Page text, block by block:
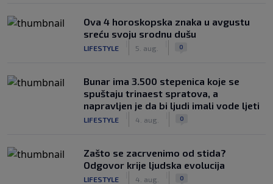
Ova 4 horoskopska znaka u avgustu
sreću svoju srodnu dušu
LIFESTYLE 5. aug. 0
Bunar imа 3.500 stepenica koje se
spuštaju trinaest spratova, a
napravljen je da bi ljudi imali vode ljeti
LIFESTYLE 4. aug. 0
Zašto se zacrvenimo od stida?
Odgovor krije ljudska evolucija
LIFESTYLE 4. aug. 0